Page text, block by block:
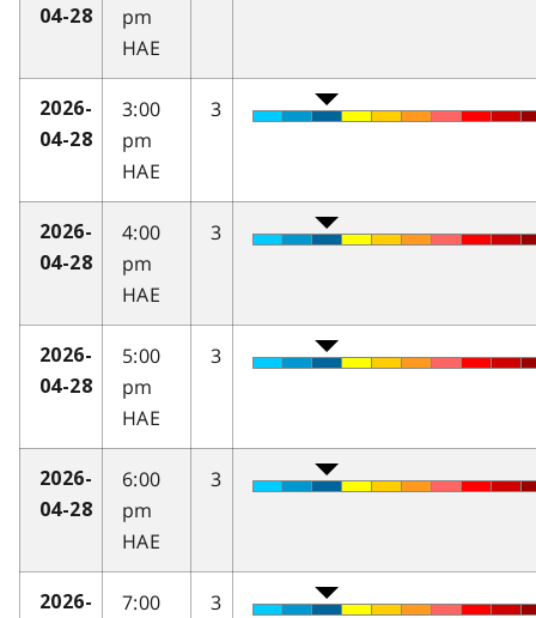
04-28
pm
HAE
2026-
04-28
3:00
pm
HAE
3
2026-
04-28
4:00
pm
HAE
3
2026-
04-28
5:00
pm
HAE
3
2026-
04-28
6:00
pm
HAE
3
2026-
7:00
3